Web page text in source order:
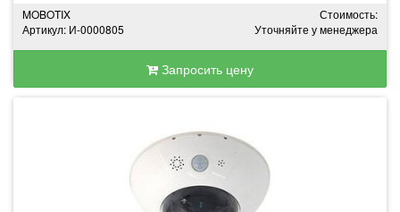
MOBOTIX
Артикул: И-0000805
Стоимость:
Уточняйте у менеджера
Запросить цену